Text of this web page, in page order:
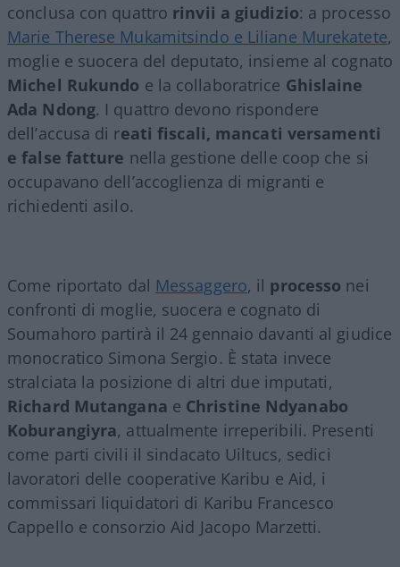
conclusa con quattro rinvii a giudizio: a processo
Marie Therese Mukamitsindo e Liliane Murekatete,
moglie e suocera del deputato, insieme al cognato
Michel Rukundo e la collaboratrice Ghislaine
Ada Ndong. I quattro devono rispondere
dell’accusa di reati fiscali, mancati versamenti
e false fatture nella gestione delle coop che si
occupavano dell’accoglienza di migranti e
richiedenti asilo.
Come riportato dal Messaggero, il processo nei
confronti di moglie, suocera e cognato di
Soumahoro partirà il 24 gennaio davanti al giudice
monocratico Simona Sergio. È stata invece
stralciata la posizione di altri due imputati,
Richard Mutangana e Christine Ndyanabo
Koburangiyra, attualmente irreperibili. Presenti
come parti civili il sindacato Uiltucs, sedici
lavoratori delle cooperative Karibu e Aid, i
commissari liquidatori di Karibu Francesco
Cappello e consorzio Aid Jacopo Marzetti.